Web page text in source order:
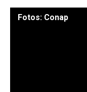
Fotos: Conap